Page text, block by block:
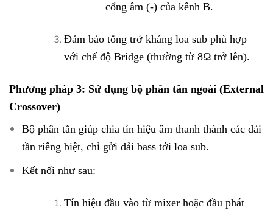
cổng âm (-) của kênh B.
Đảm bảo tổng trở kháng loa sub phù hợp
với chế độ Bridge (thường từ 8Ω trở lên).
Phương pháp 3: Sử dụng bộ phân tần ngoài (External
Crossover)
Bộ phân tần giúp chia tín hiệu âm thanh thành các dải
tần riêng biệt, chỉ gửi dải bass tới loa sub.
Kết nối như sau:
Tín hiệu đầu vào từ mixer hoặc đầu phát